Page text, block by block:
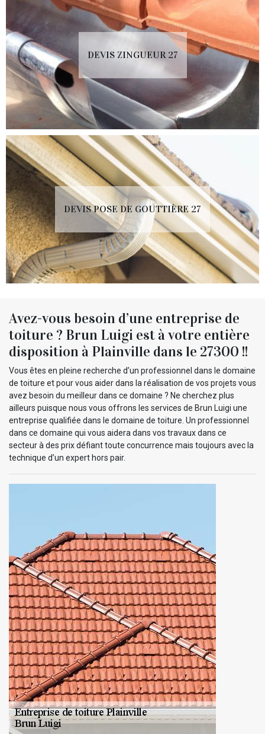
DEVIS ZINGUEUR 27
DEVIS POSE DE GOUTTIÈRE 27
Avez-vous besoin d’une entreprise de
toiture ? Brun Luigi est à votre entière
disposition à Plainville dans le 27300 !!
Vous êtes en pleine recherche d’un professionnel dans le domaine
de toiture et pour vous aider dans la réalisation de vos projets vous
avez besoin du meilleur dans ce domaine ? Ne cherchez plus
ailleurs puisque nous vous offrons les services de Brun Luigi une
entreprise qualifiée dans le domaine de toiture. Un professionnel
dans ce domaine qui vous aidera dans vos travaux dans ce
secteur à des prix défiant toute concurrence mais toujours avec la
technique d’un expert hors pair.